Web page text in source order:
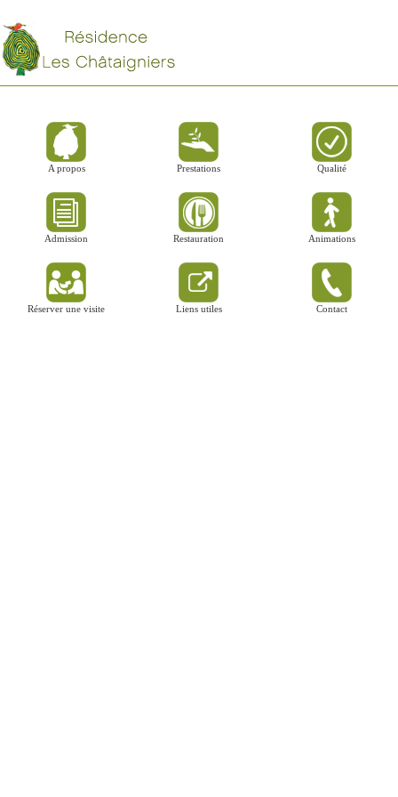
A propos Prestations Qualité
Admission Restauration Animations
Réserver une visite Liens utiles Contact